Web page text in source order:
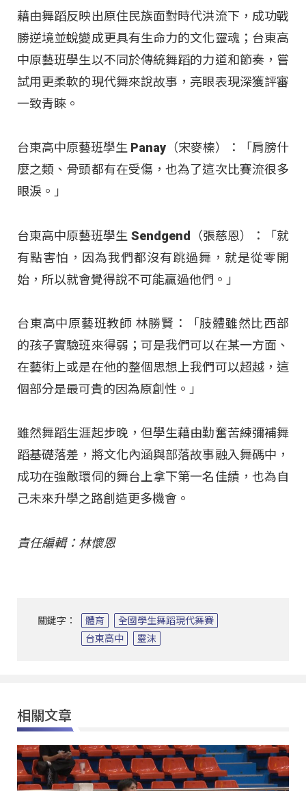
藉由舞蹈反映出原住民族面對時代洪流下，成功戰
勝逆境並蛻變成更具有生命力的文化靈魂；台東高
中原藝班學生以不同於傳統舞蹈的力道和節奏，嘗
試用更柔軟的現代舞來說故事，亮眼表現深獲評審
一致青睞。
台東高中原藝班學生 Panay（宋麥榛）：「肩膀什
麼之類、骨頭都有在受傷，也為了這次比賽流很多
眼淚。」
台東高中原藝班學生 Sendgend（張慈恩）：「就
有點害怕，因為我們都沒有跳過舞，就是從零開
始，所以就會覺得說不可能贏過他們。」
台東高中原藝班教師 林勝賢：「肢體雖然比西部
的孩子實驗班來得弱；可是我們可以在某一方面、
在藝術上或是在他的整個思想上我們可以超越，這
個部分是最可貴的因為原創性。」
雖然舞蹈生涯起步晚，但學生藉由勤奮苦練彌補舞
蹈基礎落差，將文化內涵與部落故事融入舞碼中，
成功在強敵環伺的舞台上拿下第一名佳績，也為自
己未來升學之路創造更多機會。
責任編輯：林懷恩
關鍵字： 體育
全國學生舞蹈現代舞賽
台東高中
靈沫
相關文章